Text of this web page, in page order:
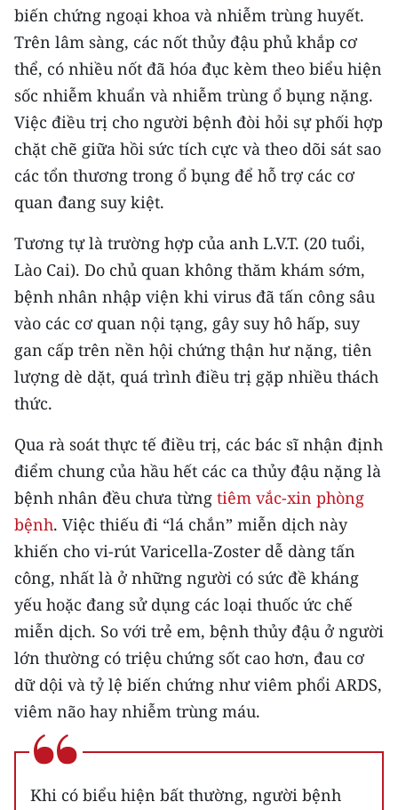
biến chứng ngoại khoa và nhiễm trùng huyết.
Trên lâm sàng, các nốt thủy đậu phủ khắp cơ
thể, có nhiều nốt đã hóa đục kèm theo biểu hiện
sốc nhiễm khuẩn và nhiễm trùng ổ bụng nặng.
Việc điều trị cho người bệnh đòi hỏi sự phối hợp
chặt chẽ giữa hồi sức tích cực và theo dõi sát sao
các tổn thương trong ổ bụng để hỗ trợ các cơ
quan đang suy kiệt.
Tương tự là trường hợp của anh L.V.T. (20 tuổi,
Lào Cai). Do chủ quan không thăm khám sớm,
bệnh nhân nhập viện khi virus đã tấn công sâu
vào các cơ quan nội tạng, gây suy hô hấp, suy
gan cấp trên nền hội chứng thận hư nặng, tiên
lượng dè dặt, quá trình điều trị gặp nhiều thách
thức.
Qua rà soát thực tế điều trị, các bác sĩ nhận định
điểm chung của hầu hết các ca thủy đậu nặng là
bệnh nhân đều chưa từng tiêm vắc-xin phòng
bệnh. Việc thiếu đi “lá chắn” miễn dịch này
khiến cho vi-rút Varicella-Zoster dễ dàng tấn
công, nhất là ở những người có sức đề kháng
yếu hoặc đang sử dụng các loại thuốc ức chế
miễn dịch. So với trẻ em, bệnh thủy đậu ở người
lớn thường có triệu chứng sốt cao hơn, đau cơ
dữ dội và tỷ lệ biến chứng như viêm phổi ARDS,
viêm não hay nhiễm trùng máu.
Khi có biểu hiện bất thường, người bệnh